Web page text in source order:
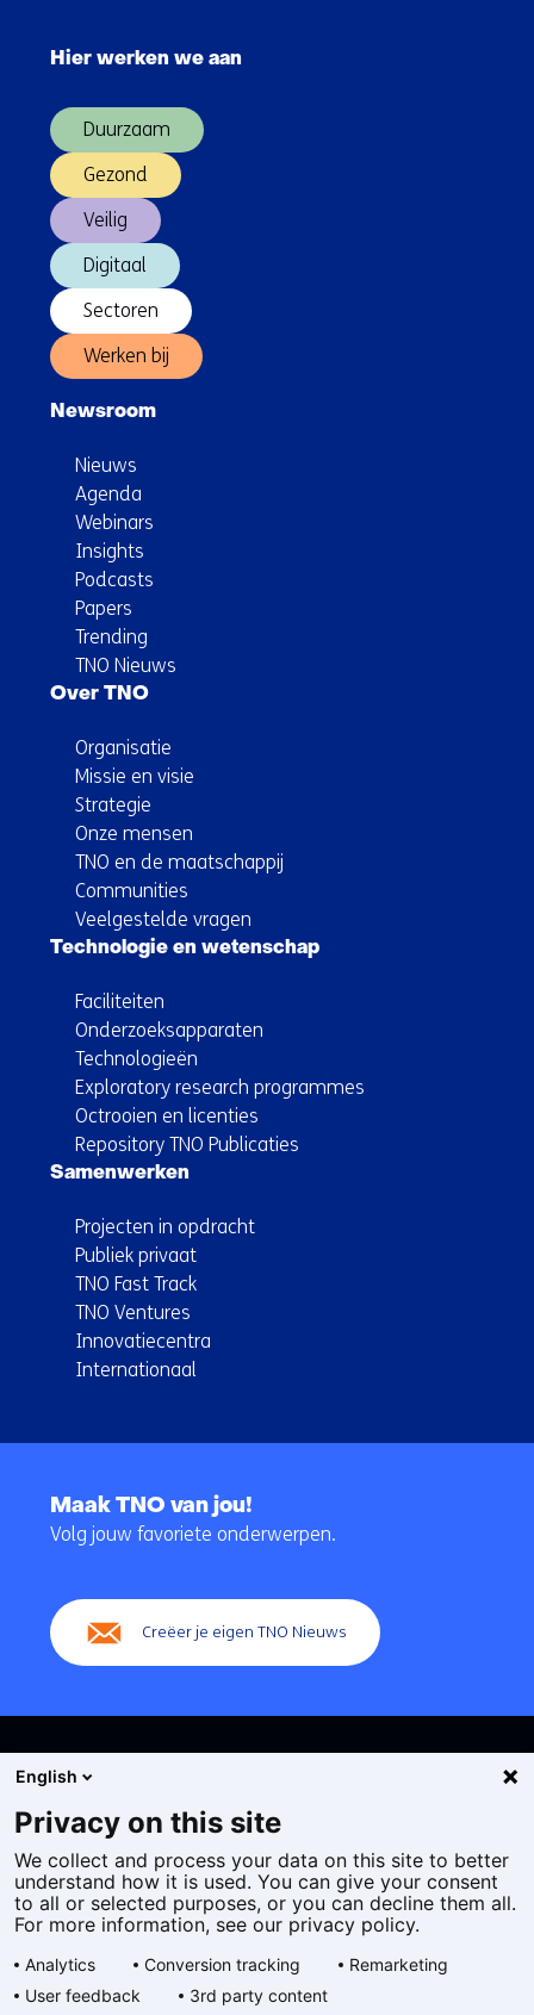
Hier werken we aan
Duurzaam
Gezond
Veilig
Digitaal
Sectoren
Werken bij
Newsroom
Nieuws
Agenda
Webinars
Insights
Podcasts
Papers
Trending
TNO Nieuws
Over TNO
Organisatie
Missie en visie
Strategie
Onze mensen
TNO en de maatschappij
Communities
Veelgestelde vragen
Technologie en wetenschap
Faciliteiten
Onderzoeksapparaten
Technologieën
Exploratory research programmes
Octrooien en licenties
Repository TNO Publicaties
Samenwerken
Projecten in opdracht
Publiek privaat
TNO Fast Track
TNO Ventures
Innovatiecentra
Internationaal
navigatie
Maak TNO van jou!
Volg jouw favoriete onderwerpen.
Creëer je eigen TNO Nieuws
Cookies
Privacy statement
Toegankelijkheid
Algemene voorwaarden
English
Privacy on this site
We collect and process your data on this site to better
understand how it is used. You can give your consent
to all or selected purposes, or you can decline them all.
For more information, see our privacy policy.
Analytics Conversion tracking
Remarketing
User feedback
3rd party content